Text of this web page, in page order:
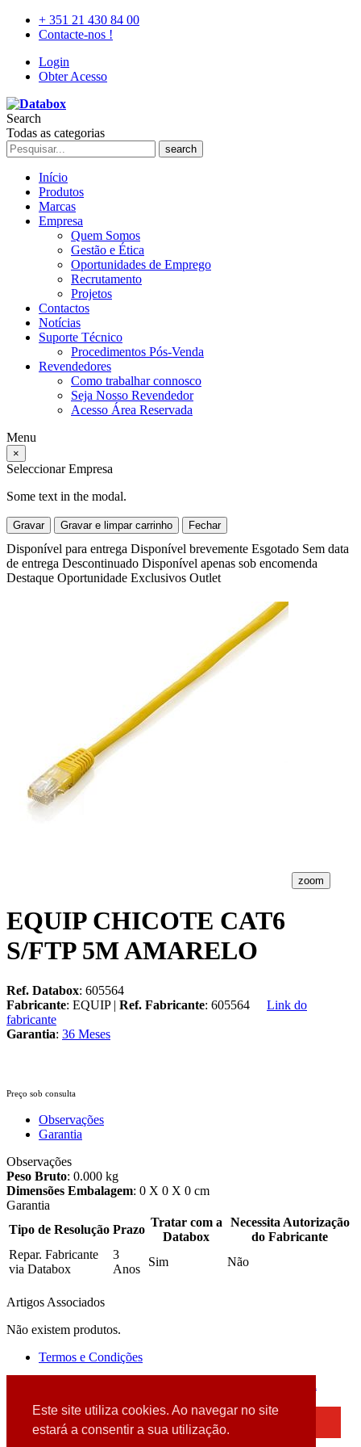
Este site utiliza cookies. Ao navegar no site
estará a consentir a sua utilização.
+ 351 21 430 84 00
Contacte-nos !
Login
Obter Acesso
Search
Todas as categorias
search
Início
Produtos
Marcas
Empresa
Quem Somos
Gestão e Ética
Oportunidades de Emprego
Recrutamento
Projetos
Contactos
Notícias
Suporte Técnico
Procedimentos Pós-Venda
Revendedores
Como trabalhar connosco
Seja Nosso Revendedor
Acesso Área Reservada
Menu
×
Seleccionar Empresa
Some text in the modal.
Gravar Gravar e limpar carrinho Fechar
Disponível para entrega Disponível brevemente Esgotado Sem data
de entrega Descontinuado Disponível apenas sob encomenda
Destaque Oportunidade Exclusivos Outlet
zoom
EQUIP CHICOTE CAT6
S/FTP 5M AMARELO
Ref. Databox: 605564
Fabricante: EQUIP | Ref. Fabricante: 605564
Link do
fabricante
Garantia: 36 Meses
Preço sob consulta
Observações
Garantia
Observações
Peso Bruto: 0.000 kg
Dimensões Embalagem: 0 X 0 X 0 cm
Garantia
Tipo de Resolução Prazo
Tratar com a
Databox
Necessita Autorização
do Fabricante
Repar. Fabricante
via Databox
3
Anos
Sim Não
Artigos Associados
Não existem produtos.
Termos e Condições
Detectamos que está a usar um browser desatualizado